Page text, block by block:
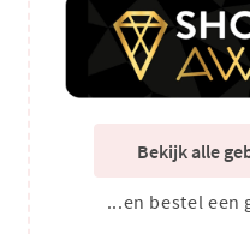
Bekijk alle
...en bestel